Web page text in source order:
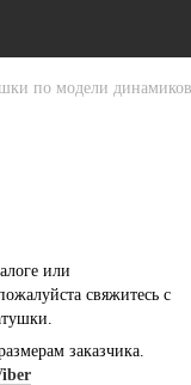
по модели динамиков
или
свяжитесь с
заказчика.